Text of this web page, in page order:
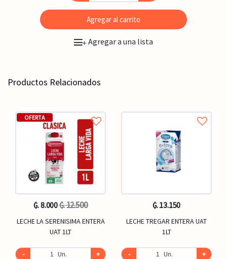
Agregar al carrito
+Agregar a una lista
Productos Relacionados
OFERTA
₲. 8.000₲. 12.500
LECHE LA SERENISIMA ENTERA
UAT 1LT
- Un. +
₲. 13.150
LECHE TREGAR ENTERA UAT
1LT
- Un. +